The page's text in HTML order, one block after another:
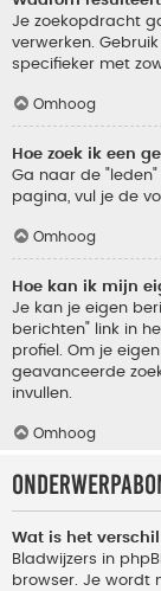
Je zoekopdracht
verwerken.
specifieker met
Omhoog
Hoe zoek ik een
Ga naar de
pagina, vul je de
Omhoog
Hoe kan ik mijn
Je kan je eigen
berichten" link in
profiel. Om je
geavanceerde
invullen.
Omhoog
Wat is het
Bladwijzers in
browser. Je wordt